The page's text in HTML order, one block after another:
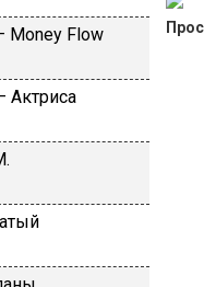
Моnеy Flоw
Aктpиca